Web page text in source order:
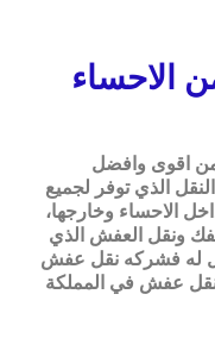
الاحساء
اقوى وافضل
الذي توفر لجميع
الاحساء وخارجها،
ونقل العفش الذي
له فشركه نقل عفش
عفش في المملكة